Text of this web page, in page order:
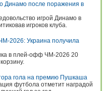
Динамо после поражения в
игрой Динамо в
игроков клуба.
2026: Украина получила
в плей-офф ЧМ-2026 20
гола на премию Пушкаша
футбола отметит наградой